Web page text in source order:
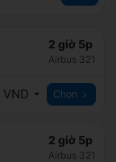
2 giờ 5p
Airbus 321
VND Chọn
2 giờ 5p
Airbus 321